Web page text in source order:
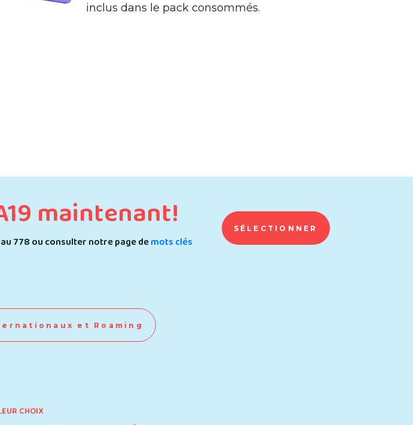
inclus dans le pack consommés.
maintenant!
au 778 ou consulter notre page demots clés
SÉLECTIONNER
et Roaming
CHOIX